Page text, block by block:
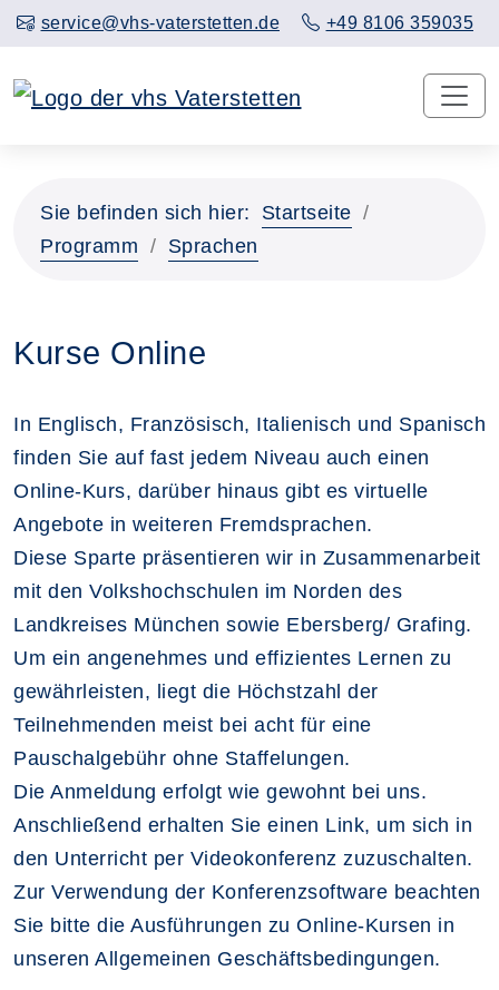
service@vhs-vaterstetten.de +49 8106 359035
Sie befinden sich hier:
Startseite
Programm
Sprachen
Kurse Online
In Englisch, Französisch, Italienisch und Spanisch
finden Sie auf fast jedem Niveau auch einen
Online-Kurs, darüber hinaus gibt es virtuelle
Angebote in weiteren Fremdsprachen.
Diese Sparte präsentieren wir in Zusammenarbeit
mit den Volkshochschulen im Norden des
Landkreises München sowie Ebersberg/ Grafing.
Um ein angenehmes und effizientes Lernen zu
gewährleisten, liegt die Höchstzahl der
Teilnehmenden meist bei acht für eine
Pauschalgebühr ohne Staffelungen.
Die Anmeldung erfolgt wie gewohnt bei uns.
Anschließend erhalten Sie einen Link, um sich in
den Unterricht per Videokonferenz zuzuschalten.
Zur Verwendung der Konferenzsoftware beachten
Sie bitte die Ausführungen zu Online-Kursen in
unseren Allgemeinen Geschäftsbedingungen.